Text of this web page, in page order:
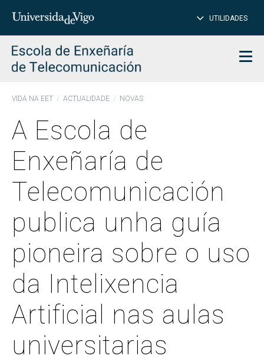
Introduce
para
buscar
UTILIDADES
VIDA NA EET ACTUALIDADE NOVAS
A Escola de
Enxeñaría de
Telecomunicación
publica unha guía
pioneira sobre o uso
da Intelixencia
Artificial nas aulas
universitarias